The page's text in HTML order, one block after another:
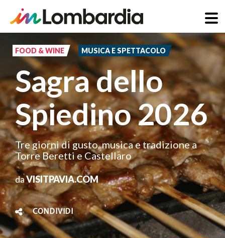
contenuto
principale
FOOD & WINE MUSICA E SPETTACOLO
Sagra dello
Spiedino 2026
Tre giorni di gusto, musica e tradizione a
Torre Beretti e Castellaro
daVISITPAVIA.COM
CONDIVIDI